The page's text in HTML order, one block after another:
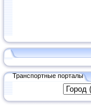
Транспортные порталы